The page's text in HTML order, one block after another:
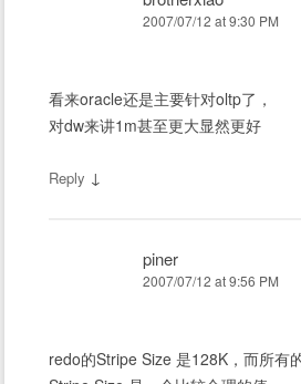
2007/07/12 at 9:30 PM
看来oracle还是主要针对oltp了，
对dw来讲1m甚至更大显然更好
Reply ↓
piner
2007/07/12 at 9:56 PM
redo的Stripe Size 是128K，而所有